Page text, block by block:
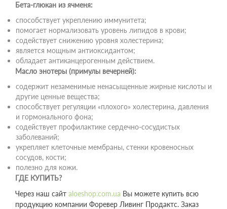
Бета-глюкан из ячменя:
способствует укреплению иммунитета;
помогает нормализовать уровень липидов в крови;
содействует снижению уровня холестерина;
является мощным антиоксидантом;
обладает антиканцерогенным действием.
Масло энотеры (примулы вечерней):
содержит незаменимые ненасыщенные жирные кислоты и
другие ценные вещества;
способствует регуляции «плохого» холестерина, давления
и гормонального фона;
содействует профилактике сердечно-сосудистых
заболеваний;
укрепляет клеточные мембраны, стенки кровеносных
сосудов, кости;
полезно для кожи.
ГДЕ КУПИТЬ?
Через наш сайт aloeshop.com.ua Вы можете купить вcю
продукцию компании Форевер Ливинг Продактс. Заказ